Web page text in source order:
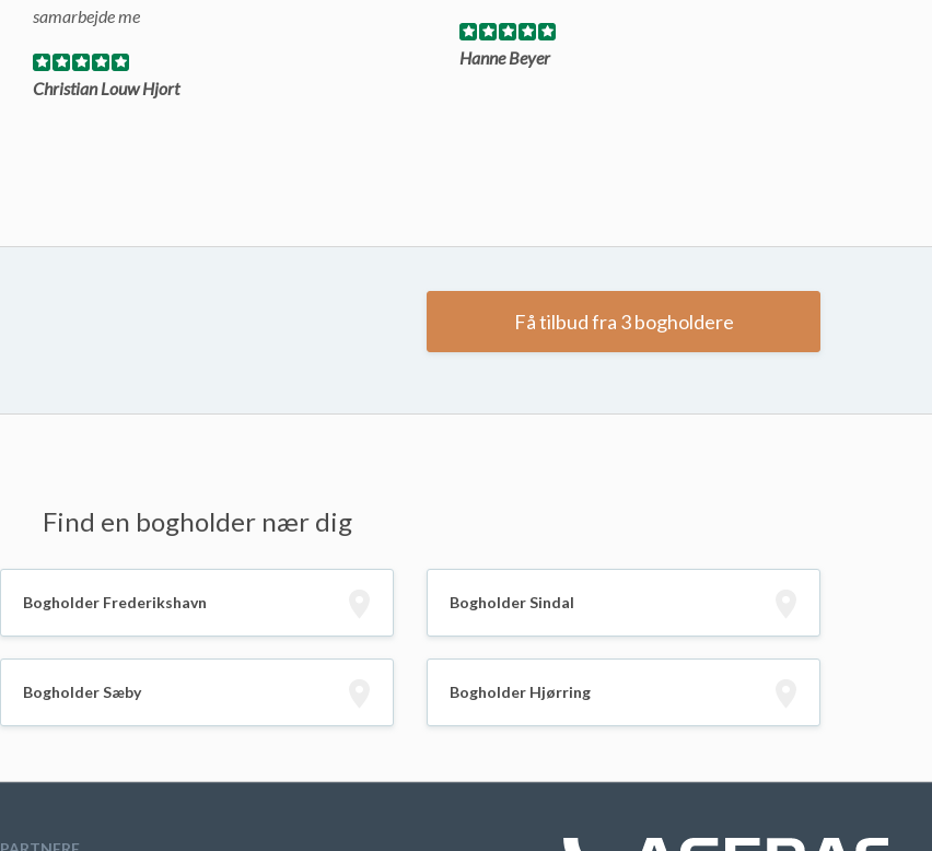
samarbejde me
Christian Louw Hjort
Hanne Beyer
Få tilbud fra 3 bogholdere
Find en bogholder nær dig
Bogholder Frederikshavn Bogholder Sindal
Bogholder Sæby Bogholder Hjørring